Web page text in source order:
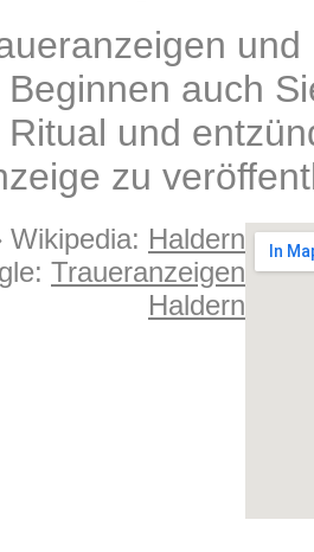
auch
und
zu
Wikipedia: Haldern
Traueranzeigen
Haldern